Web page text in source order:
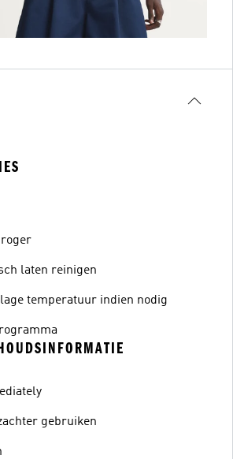
laten reinigen
temperatuur indien nodig
gebruiken